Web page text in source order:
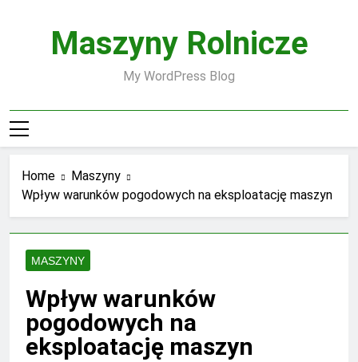
Maszyny Rolnicze
My WordPress Blog
Home
Maszyny
Wpływ warunków pogodowych na eksploatację maszyn
MASZYNY
Wpływ warunków
pogodowych na
eksploatację maszyn